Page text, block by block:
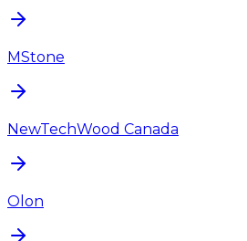
MStone
NewTechWood Canada
Olon